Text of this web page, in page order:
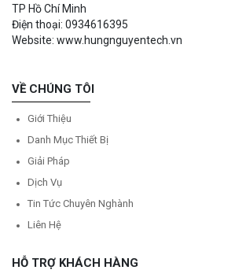
TP Hồ Chí Minh
Điện thoại: 0934616395
Website: www.hungnguyentech.vn
VỀ CHÚNG TÔI
Giới Thiệu
Danh Mục Thiết Bị
Giải Pháp
Dịch Vụ
Tin Tức Chuyên Nghành
Liên Hệ
HỖ TRỢ KHÁCH HÀNG